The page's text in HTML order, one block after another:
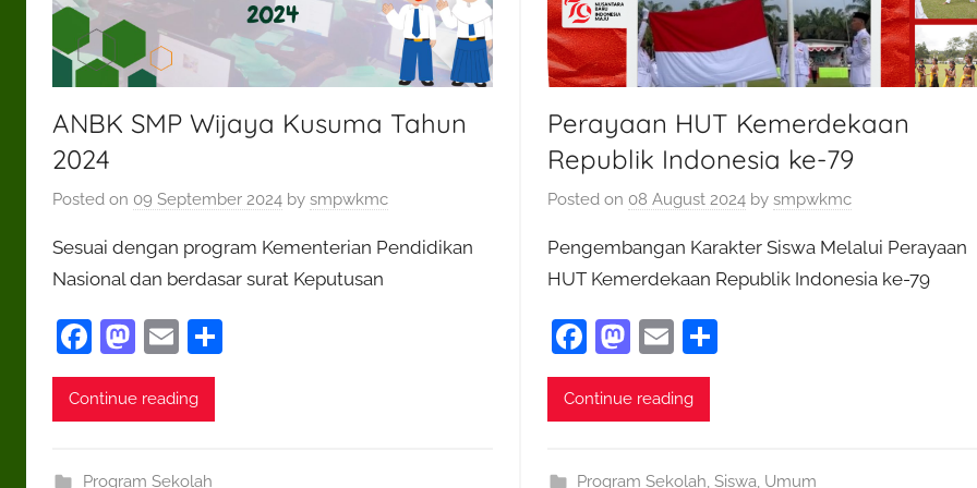
ANBK SMP Wijaya Kusuma Tahun
2024
Posted on 09 September 2024 by smpwkmc
Sesuai dengan program Kementerian Pendidikan
Nasional dan berdasar surat Keputusan
F
a
c
b
M
as
to
o
E
m
ai
Continue reading
Program Sekolah
Perayaan HUT Kemerdekaan
Republik Indonesia ke-79
Posted on 08 August 2024by smpwkmc
Pengembangan Karakter Siswa Melalui Perayaan
HUT Kemerdekaan Republik Indonesia ke-79
F
a
c
b
M
as
to
o
E
m
ai
S
Continue reading
Program Sekolah,Siswa, Umum